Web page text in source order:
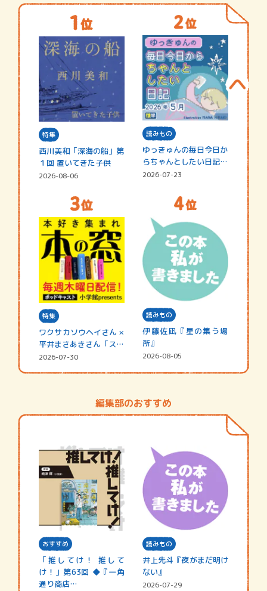
特集
西川美和「深海の船」第
１回 置いてきた子供
2026-08-06
読みもの
ゆっきゅんの毎日今日か
らちゃんとしたい日記
☆202…
2026-07-23
特集
ワクサカソウヘイさん ×
平井まさあきさん「スペ
シャ…
2026-07-30
読みもの
伊藤佐凪『星の集う場
所』
2026-08-05
編集部のおすすめ
おすすめ
「推してけ！ 推して
け！」第63回 ◆『一角
通り商店…
読みもの
井上先斗『夜がまだ明け
ない』
2026-07-29